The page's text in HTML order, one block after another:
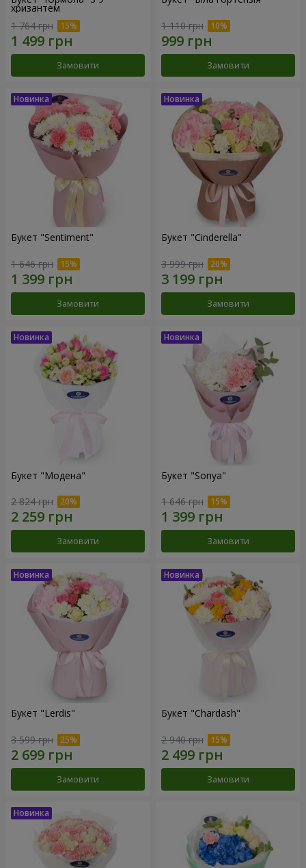
хризантем
1 764 грн
Замовити
1 110 грн
Замовити
Букет "Sentiment"
1 646 грн
Замовити
Букет "Cinderella"
3 999 грн
Замовити
Букет "Модена"
2 824 грн
Замовити
Букет "Sonya"
1 646 грн
Замовити
Букет "Lerdis"
3 599 грн
Замовити
Букет "Chardash"
2 940 грн
Замовити